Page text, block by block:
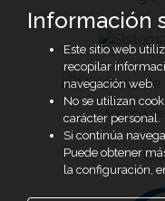
Agencia
Información
Este sitio web
recopilar
navegación web.
No se utilizan
carácter personal.
Si continúa
Puede obtener
la configuración,